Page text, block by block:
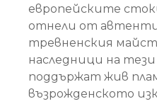
европейските
отнели от
тревненския
наследници на
поддържат жив
възрожденското